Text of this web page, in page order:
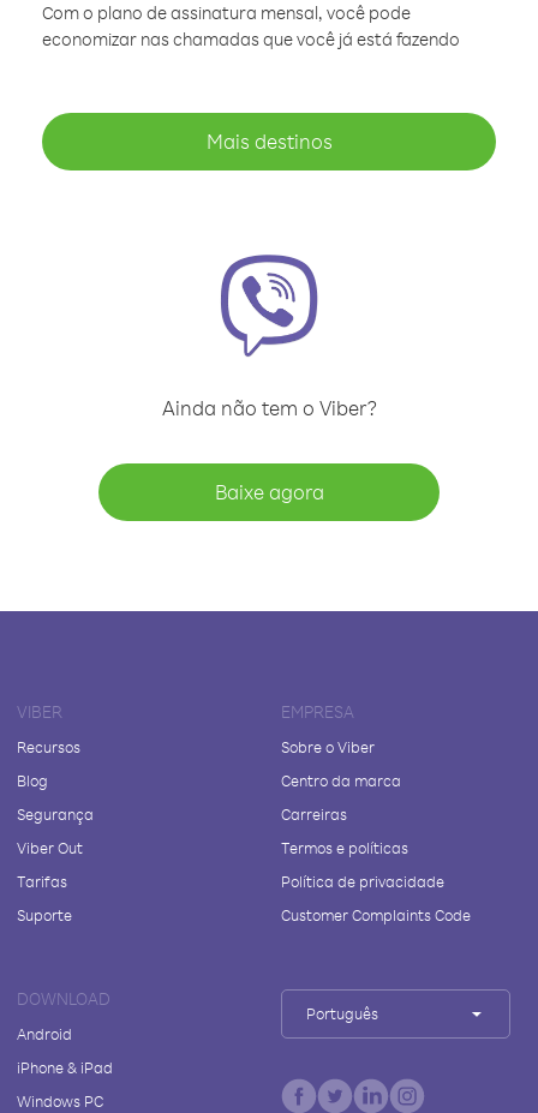
Com o plano de assinatura mensal, você pode
economizar nas chamadas que você já está fazendo
Mais destinos
Ainda não tem o Viber?
Baixe agora
VIBER
Recursos
Blog
Segurança
Viber Out
Tarifas
Suporte
EMPRESA
Sobre o Viber
Centro da marca
Carreiras
Termos e políticas
Política de privacidade
Customer Complaints Code
DOWNLOAD
Android
iPhone & iPad
Windows PC
Português